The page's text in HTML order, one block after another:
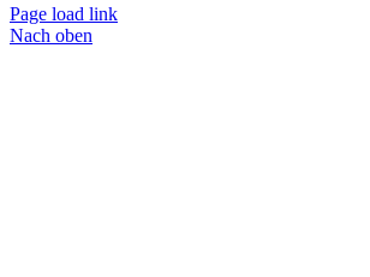
Page load link
Nach oben